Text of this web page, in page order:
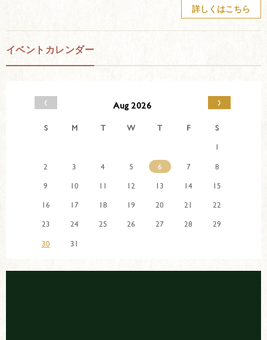
詳しくはこちら
イベントカレンダー
‹ Aug 2026 ›
S M T W T F
S
1
2
3 4 5 6 7
8
9
10 11 12 13 14
15
16
17 18 19 20 21
22
23
24 25 26 27 28
29
30
31